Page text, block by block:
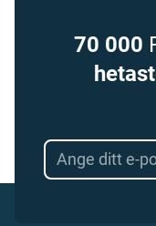
70 000